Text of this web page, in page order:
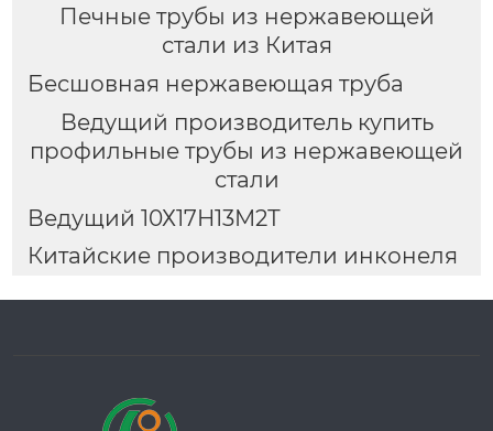
Печные трубы из нержавеющей
стали из Китая
Бесшовная нержавеющая труба
Ведущий производитель купить
профильные трубы из нержавеющей
стали
Ведущий 10Х17Н13М2Т
Китайские производители инконеля